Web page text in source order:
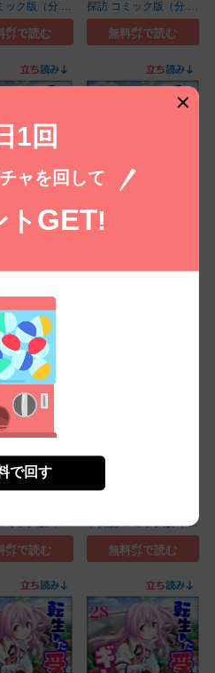
ック版（分...
㌽で読む
探訪 コミック版（分...
(18)
無料㌽で読む
㌽で読む
ド日誌 コミック版（...
(42)
無料㌽で読む
1回
ャを回して
ト GET!
で回す